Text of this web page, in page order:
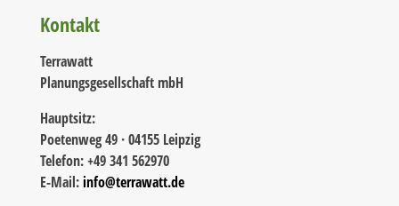
Kontakt
Terrawatt
Planungsgesellschaft mbH
Hauptsitz:
Poetenweg 49 · 04155 Leipzig
Telefon: +49 341 562970
E-Mail:info@terrawatt.de